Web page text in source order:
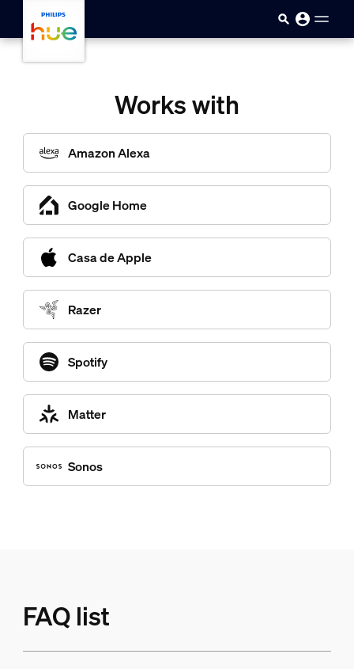
Works with
Amazon Alexa
Google Home
Casa de Apple
Razer
Spotify
Matter
Sonos
FAQ list